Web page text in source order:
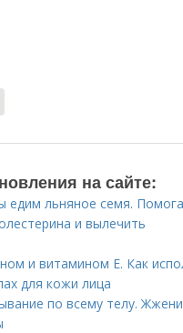
на сайте:
едим льняное семя.
и вылечить
и витамином Е. Как
для кожи лица
по всему телу.